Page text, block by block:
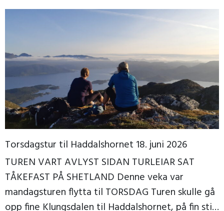
Torsdagstur til Haddalshornet 18. juni 2026
TUREN VART AVLYST SIDAN TURLEIAR SAT
TÅKEFAST PÅ SHETLAND Denne veka var
mandagsturen flytta til TORSDAG Turen skulle gå
opp fine Klungsdalen til Haddalshornet, på fin sti